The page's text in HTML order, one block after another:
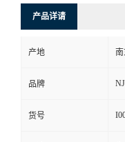
产品详请
产地
品牌
货号